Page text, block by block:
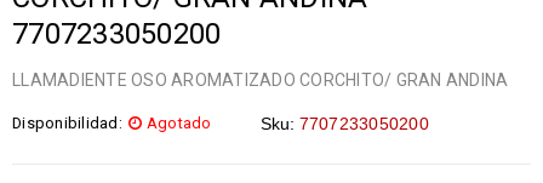
7707233050200
LLAMADIENTE OSO AROMATIZADO CORCHITO/ GRAN ANDINA
Disponibilidad: Agotado Sku: 7707233050200